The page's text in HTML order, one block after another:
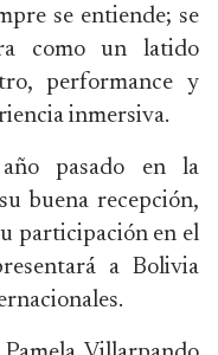
se entiende; se
como un latido
performance y
inmersiva.
pasado en la
buena recepción,
participación en el
a Bolivia